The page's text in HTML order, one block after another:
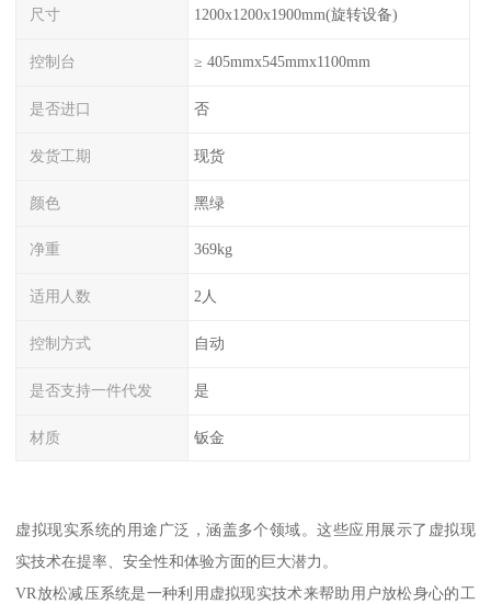
尺寸 1200x1200x1900mm(旋转设备)
控制台 ≥ 405mmx545mmx1100mm
是否进口 否
发货工期 现货
颜色 黑绿
净重 369kg
适用人数 2人
控制方式 自动
是否支持一件代发 是
材质 钣金
虚拟现实系统的用途广泛，涵盖多个领域。这些应用展示了虚拟现
实技术在提率、安全性和体验方面的巨大潜力。
VR放松减压系统是一种利用虚拟现实技术来帮助用户放松身心的工